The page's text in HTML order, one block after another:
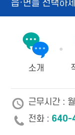
읍·면을 선택하
소개
근무시간 :
전화 :640-